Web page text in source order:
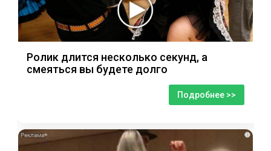
Ролик длится несколько секунд, а
смеяться вы будете долго
Подробнее >>
i